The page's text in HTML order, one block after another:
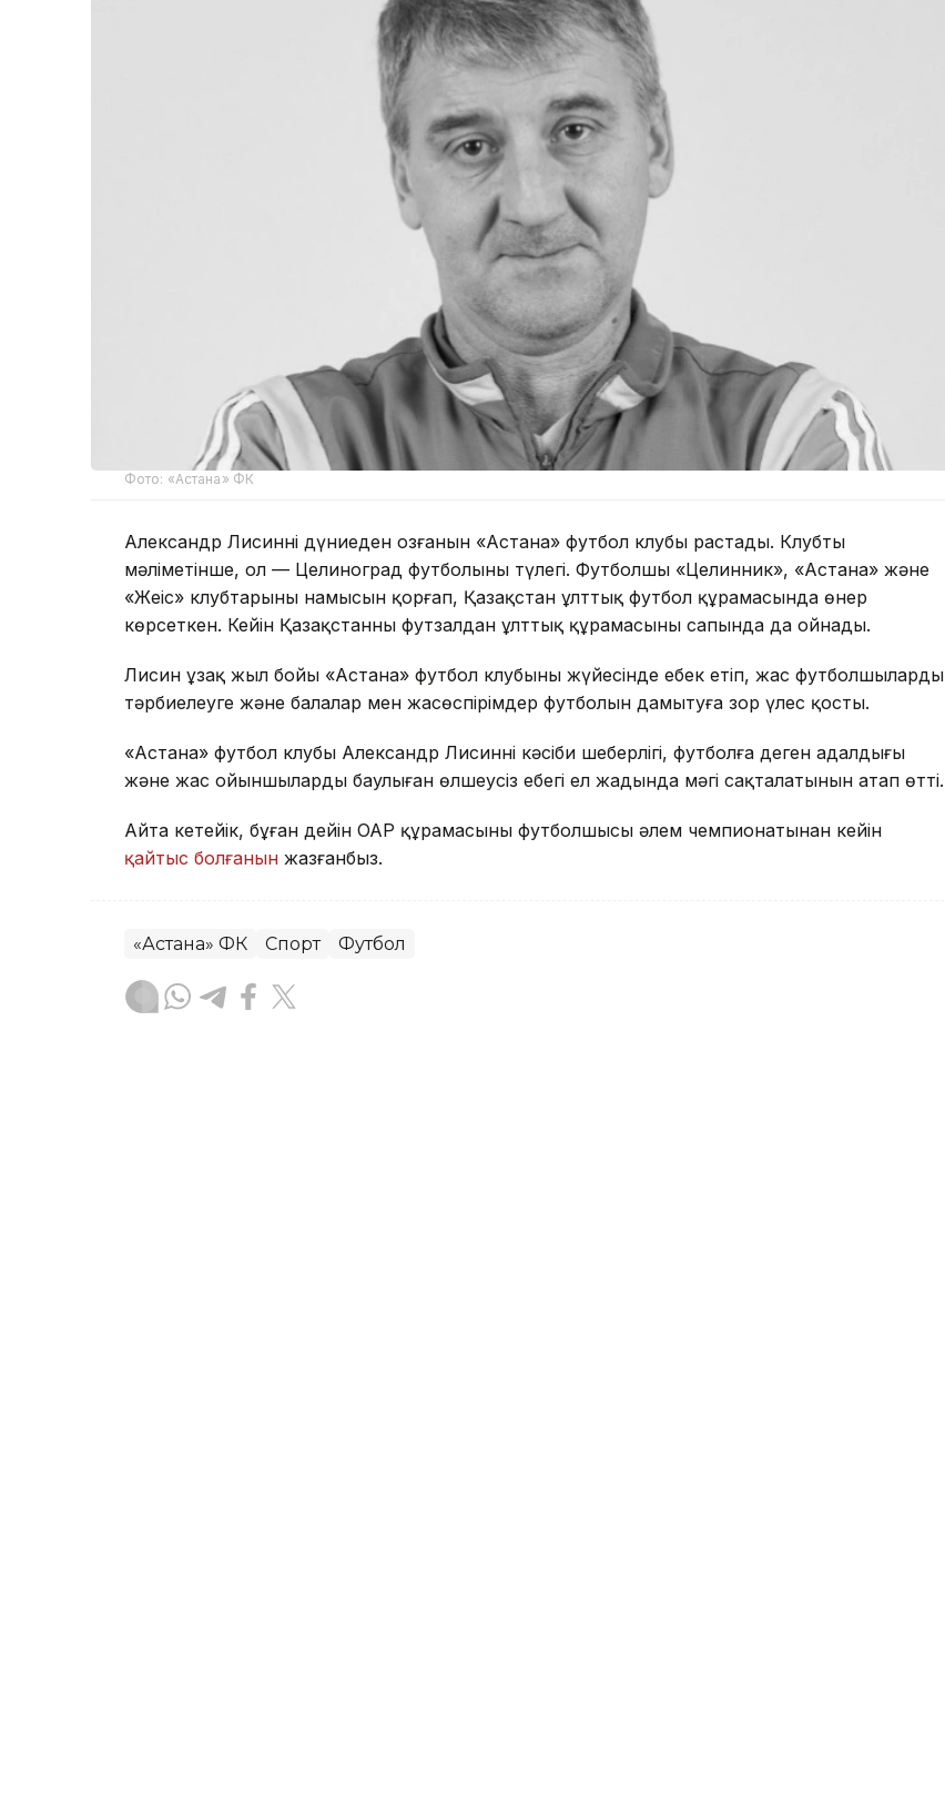
Фото: «Астана» ФК
Александр Лисиннің дүниеден озғанын «Астана» футбол клубы растады. Клубтың
мәліметінше, ол — Целиноград футболының түлегі. Футболшы «Целинник», «Астана» және
«Жеңіс» клубтарының намысын қорғап, Қазақстан ұлттық футбол құрамасында өнер
көрсеткен. Кейін Қазақстанның футзалдан ұлттық құрамасының сапында да ойнады.
Лисин ұзақ жыл бойы «Астана» футбол клубының жүйесінде еңбек етіп, жас футболшыларды
тәрбиелеуге және балалар мен жасөспірімдер футболын дамытуға зор үлес қосты.
«Астана» футбол клубы Александр Лисиннің кәсіби шеберлігі, футболға деген адалдығы
және жас ойыншыларды баулыған өлшеусіз еңбегі ел жадында мәңгі сақталатынын атап өтті.
Айта кетейік, бұған дейін ОАР құрамасының футболшысы әлем чемпионатынан кейін
қайтыс болғанын жазғанбыз.
«Астана» ФК Спорт Футбол